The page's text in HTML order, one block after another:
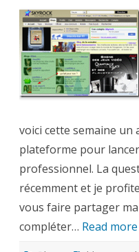
pour
un
blog
professionnel
voici cette semaine un
plateforme pour
professionnel. La
récemment et je
vous faire partager
compléter… Read more